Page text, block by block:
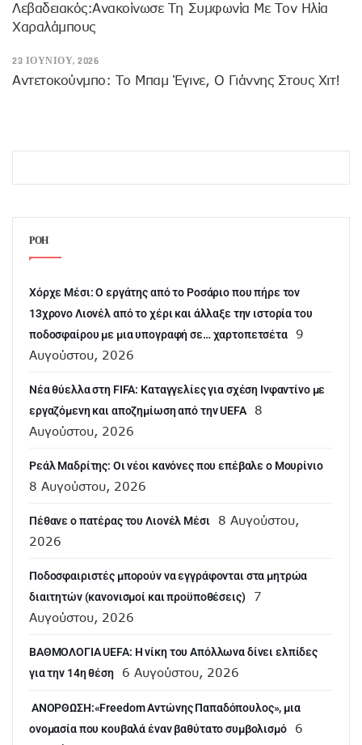
Λεβαδειακός:Ανακοίνωσε Τη Συμφωνία Με Τον Ηλία
Χαραλάμπους
23 ΙΟΥΝΊΟΥ, 2026
Αντετοκούνμπο: Το Μπαμ Έγινε, Ο Γιάννης Στους Χιτ!
ΡΟΗ
Χόρχε Μέσι: Ο εργάτης από το Ροσάριο που πήρε τον
13χρονο Λιονέλ από το χέρι και άλλαξε την ιστορία του
ποδοσφαίρου με μια υπογραφή σε… χαρτοπετσέτα
9
Αυγούστου, 2026
Νέα θύελλα στη FIFA: Καταγγελίες για σχέση Ινφαντίνο με
εργαζόμενη και αποζημίωση από την UEFA
8
Αυγούστου, 2026
Ρεάλ Μαδρίτης: Οι νέοι κανόνες που επέβαλε ο Μουρίνιο
8 Αυγούστου, 2026
Πέθανε ο πατέρας του Λιονέλ Μέσι
8 Αυγούστου,
2026
Ποδοσφαιριστές μπορούν να εγγράφονται στα μητρώα
διαιτητών (κανονισμοί και προϋποθέσεις)
7
Αυγούστου, 2026
ΒΑΘΜΟΛΟΓΙΑ UEFA: Η νίκη του Απόλλωνα δίνει ελπίδες
για την 14η θέση
6 Αυγούστου, 2026
ANOΡΘΩΣΗ:«Freedom Αντώνης Παπαδόπουλος», μια
ονομασία που κουβαλά έναν βαθύτατο συμβολισμό
6